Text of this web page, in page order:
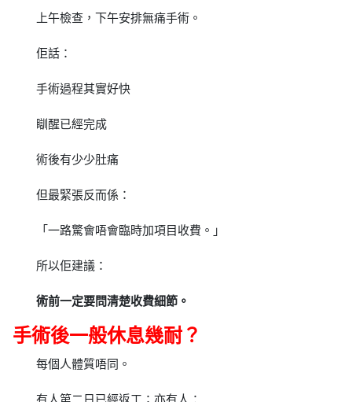
上午檢查，下午安排無痛手術。
佢話：
手術過程其實好快
瞓醒已經完成
術後有少少肚痛
但最緊張反而係：
「一路驚會唔會臨時加項目收費。」
所以佢建議：
術前一定要問清楚收費細節。
手術後一般休息幾耐？
每個人體質唔同。